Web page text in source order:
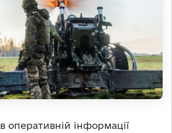
в оперативній інформації